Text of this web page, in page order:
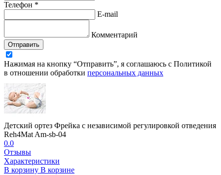
Телефон *
E-mail
Комментарий
Отправить
Нажимая на кнопку “Отправить”, я соглашаюсь с Политикой
в отношении обработки персональных данных
Детский ортез Фрейка с независимой регулировкой отведения
Reh4Mat Am-sb-04
0.0
Отзывы
Характеристики
В корзину В корзине